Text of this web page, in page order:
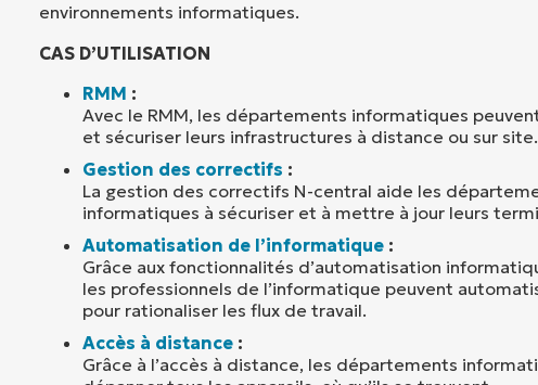
environnements informatiques.
CAS D’UTILISATION
RMM :
Avec le RMM, les départements informatiques
et sécuriser leurs infrastructures à distance ou sur site.
Gestion des correctifs :
La gestion des correctifs N-central aide les
informatiques à sécuriser et à mettre à jour leurs
Automatisation de l’informatique :
Grâce aux fonctionnalités d’automatisation
les professionnels de l’informatique peuvent
pour rationaliser les flux de travail.
Accès à distance :
Grâce à l’accès à distance, les départements